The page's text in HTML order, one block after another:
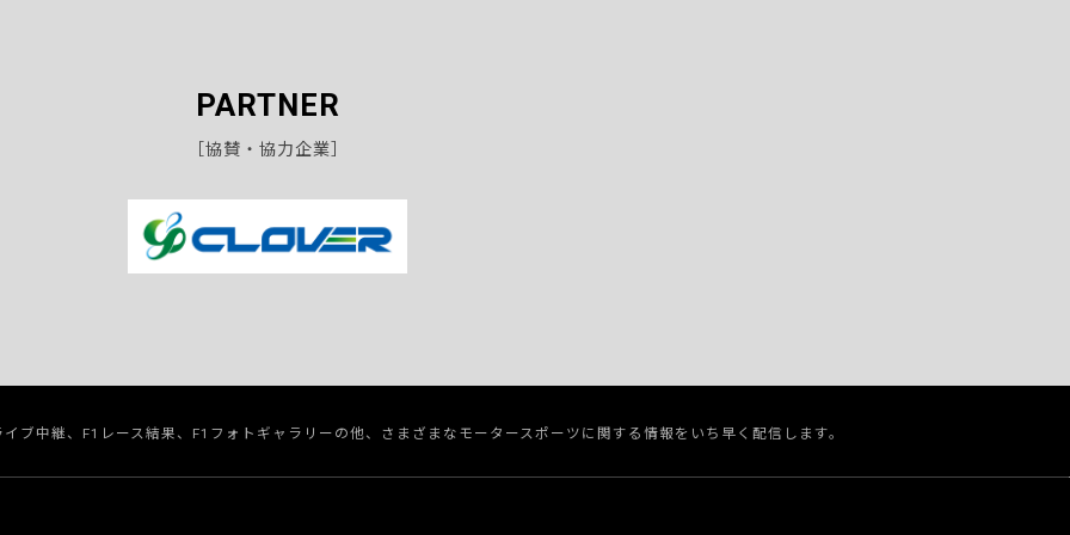
PARTNER
［協賛・協力企業］
ブ中継、F1レース結果、F1フォトギャラリーの他、さまざまなモータースポーツに関する情報をいち早く配信します。